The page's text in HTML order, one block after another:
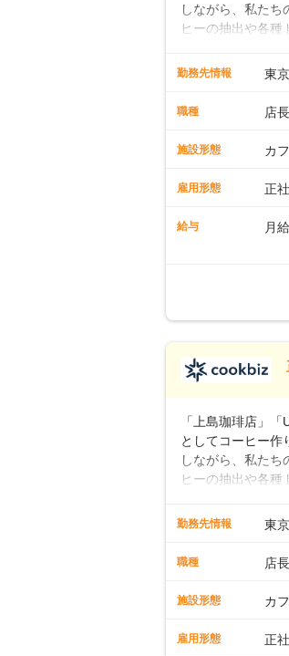
しながら、私た
ヒーの抽出や各種
先輩スタッフが丁
ームワークも抜
に馴染める環境で
長として活躍を
もお任せしていき
とつをしっかり
ーへのステップア
勤務先情報 東
職種 店
施設形態 カ
雇用形態 正
給与 月
※
※別
※試
■店
■年
「上島珈琲店」
としてコーヒー作
しながら、私た
ヒーの抽出や各種
先輩スタッフが丁
に馴染める環境で
もお任せしていき
ーへのステップア
勤務先情報 東
職種 店
施設形態 カ
雇用形態 正